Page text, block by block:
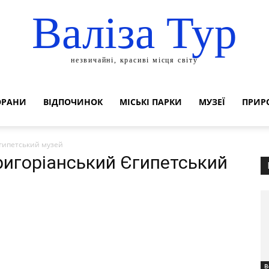
Валіза Тур
незвичайні, красиві місця світу
ВІДПОЧИНОК МІСЬКІ ПАРКИ МУЗЕЇ
музей
Єгипетський